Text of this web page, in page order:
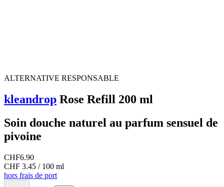
ALTERNATIVE RESPONSABLE
kleandrop Rose Refill 200 ml
Soin douche naturel au parfum sensuel de
pivoine
CHF6.90
CHF 3.45 / 100 ml
hors frais de port